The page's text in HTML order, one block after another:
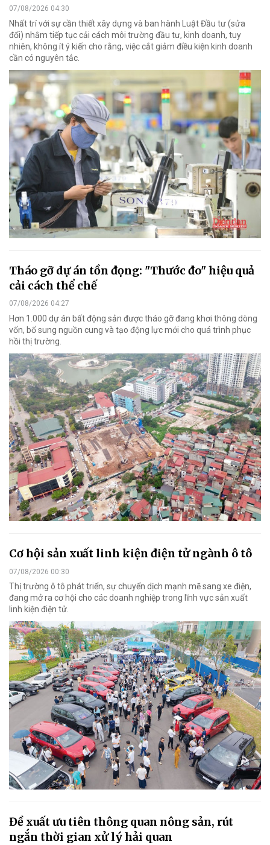
07/08/2026 04:30
Nhất trí với sự cần thiết xây dựng và ban hành Luật Đầu tư (sửa
đổi) nhằm tiếp tục cải cách môi trường đầu tư, kinh doanh, tuy
nhiên, không ít ý kiến cho rằng, việc cắt giảm điều kiện kinh doanh
cần có nguyên tắc.
Tháo gỡ dự án tồn đọng: "Thước đo" hiệu quả
cải cách thể chế
07/08/2026 04:27
Hơn 1.000 dự án bất động sản được tháo gỡ đang khơi thông dòng
vốn, bổ sung nguồn cung và tạo động lực mới cho quá trình phục
hồi thị trường.
Cơ hội sản xuất linh kiện điện tử ngành ô tô
07/08/2026 00:30
Thị trường ô tô phát triển, sự chuyển dịch mạnh mẽ sang xe điện,
đang mở ra cơ hội cho các doanh nghiệp trong lĩnh vực sản xuất
linh kiện điện tử.
Đề xuất ưu tiên thông quan nông sản, rút
ngắn thời gian xử lý hải quan